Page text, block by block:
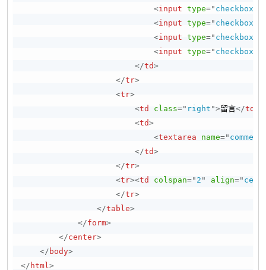
<input type=" checkbox
<input type=" checkbox
<input type=" checkbox
<input type=" checkbox
</td>
</tr>
<tr>
<td class=" right ">留言</td
<td>
<textarea name=" comment
</td>
</tr>
<tr><td colspan=" 2 " align="
</tr>
</table>
</form>
</center>
</ body>
</ html >